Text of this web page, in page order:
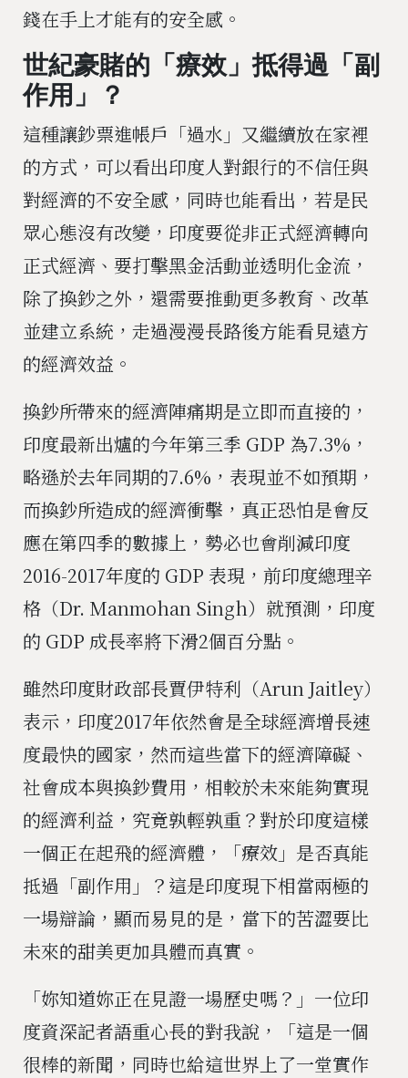
錢在手上才能有的安全感。
世紀豪賭的「療效」抵得過「副
作用」？
這種讓鈔票進帳戶「過水」又繼續放在家裡
的方式，可以看出印度人對銀行的不信任與
對經濟的不安全感，同時也能看出，若是民
眾心態沒有改變，印度要從非正式經濟轉向
正式經濟、要打擊黑金活動並透明化金流，
除了換鈔之外，還需要推動更多教育、改革
並建立系統，走過漫漫長路後方能看見遠方
的經濟效益。
換鈔所帶來的經濟陣痛期是立即而直接的，
印度最新出爐的今年第三季 GDP 為7.3%，
略遜於去年同期的7.6%，表現並不如預期，
而換鈔所造成的經濟衝擊，真正恐怕是會反
應在第四季的數據上，勢必也會削減印度
2016-2017年度的 GDP 表現，前印度總理辛
格（Dr. Manmohan Singh）就預測，印度
的 GDP 成長率將下滑2個百分點。
雖然印度財政部長賈伊特利（Arun Jaitley）
表示，印度2017年依然會是全球經濟增長速
度最快的國家，然而這些當下的經濟障礙、
社會成本與換鈔費用，相較於未來能夠實現
的經濟利益，究竟孰輕孰重？對於印度這樣
一個正在起飛的經濟體，「療效」是否真能
抵過「副作用」？這是印度現下相當兩極的
一場辯論，顯而易見的是，當下的苦澀要比
未來的甜美更加具體而真實。
「妳知道妳正在見證一場歷史嗎？」一位印
度資深記者語重心長的對我說，「這是一個
很棒的新聞，同時也給這世界上了一堂實作